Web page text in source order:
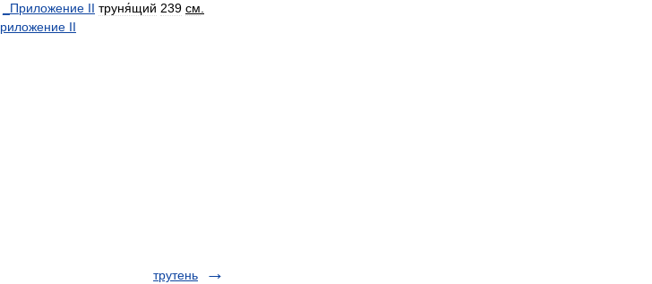
Приложение II труня́щий 239 см
II
трутень